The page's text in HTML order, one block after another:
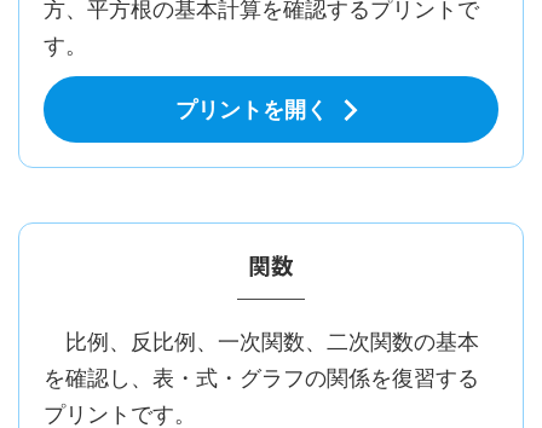
方、平方根の基本計算を確認するプリントで
す。
プリントを開く
関数
比例、反比例、一次関数、二次関数の基本
を確認し、表・式・グラフの関係を復習する
プリントです。